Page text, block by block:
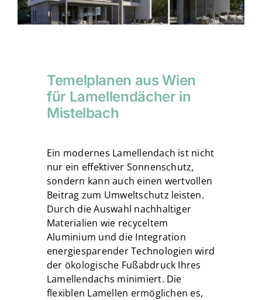
Temelplanen aus Wien
für Lamellendächer in
Mistelbach
Ein modernes Lamellendach ist nicht
nur ein effektiver Sonnenschutz,
sondern kann auch einen wertvollen
Beitrag zum Umweltschutz leisten.
Durch die Auswahl nachhaltiger
Materialien wie recyceltem
Aluminium und die Integration
energiesparender Technologien wird
der ökologische Fußabdruck Ihres
Lamellendachs minimiert. Die
flexiblen Lamellen ermöglichen es,